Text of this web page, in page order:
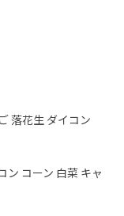
落花生 ダイコン
ン コーン 白菜 キャ